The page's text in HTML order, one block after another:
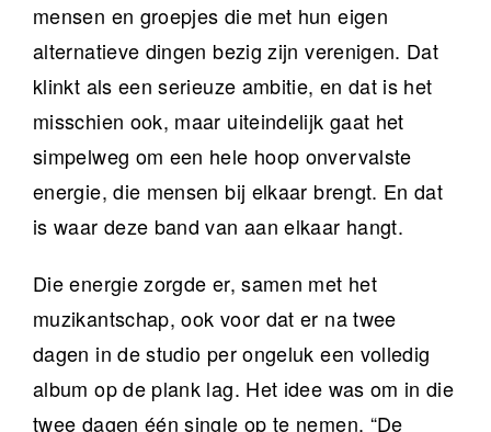
mensen en groepjes die met hun eigen
alternatieve dingen bezig zijn verenigen. Dat
klinkt als een serieuze ambitie, en dat is het
misschien ook, maar uiteindelijk gaat het
simpelweg om een hele hoop onvervalste
energie, die mensen bij elkaar brengt. En dat
is waar deze band van aan elkaar hangt.
Die energie zorgde er, samen met het
muzikantschap, ook voor dat er na twee
dagen in de studio per ongeluk een volledig
album op de plank lag. Het idee was om in die
twee dagen één single op te nemen. “De